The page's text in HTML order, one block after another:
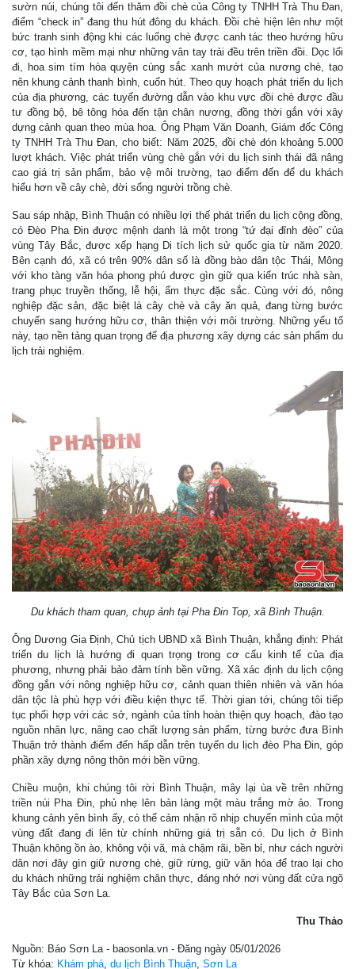
sườn núi, chúng tôi đến thăm đồi chè của Công ty TNHH Trà Thu Đan,
điểm “check in” đang thu hút đông du khách. Đồi chè hiện lên như một
bức tranh sinh động khi các luống chè được canh tác theo hướng hữu
cơ, tạo hình mềm mại như những vân tay trải đều trên triền đồi. Dọc lối
đi, hoa sim tím hòa quyện cùng sắc xanh mướt của nương chè, tạo
nên khung cảnh thanh bình, cuốn hút. Theo quy hoạch phát triển du lịch
của địa phương, các tuyến đường dẫn vào khu vực đồi chè được đầu
tư đồng bộ, bê tông hóa đến tận chân nương, đồng thời gắn với xây
dựng cảnh quan theo mùa hoa. Ông Phạm Văn Doanh, Giám đốc Công
ty TNHH Trà Thu Đan, cho biết: Năm 2025, đồi chè đón khoảng 5.000
lượt khách. Việc phát triển vùng chè gắn với du lịch sinh thái đã nâng
cao giá trị sản phẩm, bảo vệ môi trường, tạo điểm đến để du khách
hiểu hơn về cây chè, đời sống người trồng chè.
Sau sáp nhập, Bình Thuận có nhiều lợi thế phát triển du lịch cộng đồng,
có Đèo Pha Đin được mệnh danh là một trong “tứ đại đỉnh đèo” của
vùng Tây Bắc, được xếp hạng Di tích lịch sử quốc gia từ năm 2020.
Bên cạnh đó, xã có trên 90% dân số là đồng bào dân tộc Thái, Mông
với kho tàng văn hóa phong phú được gìn giữ qua kiến trúc nhà sàn,
trang phục truyền thống, lễ hội, ẩm thực đặc sắc. Cùng với đó, nông
nghiệp đặc sản, đặc biệt là cây chè và cây ăn quả, đang từng bước
chuyển sang hướng hữu cơ, thân thiện với môi trường. Những yếu tố
này, tạo nền tảng quan trọng để địa phương xây dựng các sản phẩm du
lịch trải nghiệm.
Du khách tham quan, chụp ảnh tại Pha Đin Top, xã Bình Thuận.
Ông Dương Gia Định, Chủ tịch UBND xã Bình Thuận, khẳng định: Phát
triển du lịch là hướng đi quan trọng trong cơ cấu kinh tế của địa
phương, nhưng phải bảo đảm tính bền vững. Xã xác định du lịch cộng
đồng gắn với nông nghiệp hữu cơ, cảnh quan thiên nhiên và văn hóa
dân tộc là phù hợp với điều kiện thực tế. Thời gian tới, chúng tôi tiếp
tục phối hợp với các sở, ngành của tỉnh hoàn thiện quy hoạch, đào tạo
nguồn nhân lực, nâng cao chất lượng sản phẩm, từng bước đưa Bình
Thuận trở thành điểm đến hấp dẫn trên tuyến du lịch đèo Pha Đin, góp
phần xây dựng nông thôn mới bền vững.
Chiều muộn, khi chúng tôi rời Bình Thuận, mây lại ùa về trên những
triền núi Pha Đin, phủ nhẹ lên bản làng một màu trắng mờ ảo. Trong
khung cảnh yên bình ấy, có thể cảm nhận rõ nhịp chuyển mình của một
vùng đất đang đi lên từ chính những giá trị sẵn có. Du lịch ở Bình
Thuận không ồn ào, không vội vã, mà chậm rãi, bền bỉ, như cách người
dân nơi đây gìn giữ nương chè, giữ rừng, giữ văn hóa để trao lại cho
du khách những trải nghiệm chân thực, đáng nhớ nơi vùng đất cửa ngõ
Tây Bắc của Sơn La.
Thu Thảo
Nguồn: Báo Sơn La - baosonla.vn - Đăng ngày 05/01/2026
Từ khóa: Khám phá, du lịch Bình Thuận, Sơn La